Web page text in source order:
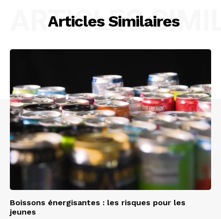
Articles Similaires
ARTICLES
Boissons énergisantes : les risques pour les
jeunes